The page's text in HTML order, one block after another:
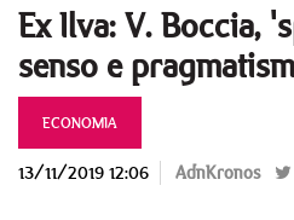
Ex Ilva: V. Boccia,
senso e
ECONOMIA
13/11/2019 12:06 AdnKronos